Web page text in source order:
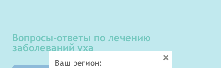
вопросы-ответы по лечению
заболеваний уха
Ваш регион: